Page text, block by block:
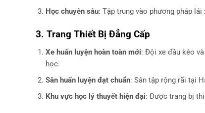
Học chuyên sâu: Tập trung vào phương pháp
3. Trang Thiết Bị Đẳng Cấp
Xe huấn luyện hoàn toàn mới: Đội xe đầu kéo
học.
Sân huấn luyện đạt chuẩn: Sân tập rộng rãi tại
Khu vực học lý thuyết hiện đại: Được trang bị